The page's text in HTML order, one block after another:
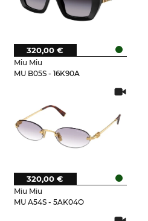
Miu Miu
MU B05S - 16K90A
320,00 €
Miu Miu
MU A54S - 5AK04O
320,00 €